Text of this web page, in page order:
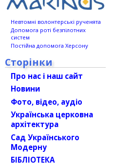
Невтомні волонтерські рученята
Допомога роті безпілотних
систем
Постійна допомога Херсону
Сторінки
Про нас і наш сайт
Новини
Фото, відео, аудіо
Українська церковна
архітектура
Сад Українського
Модерну
БІБЛІОТЕКА